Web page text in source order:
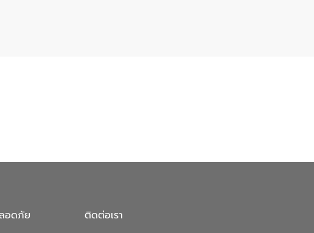
างเศรษฐกิจและสิ่งแวดล้อมได้อย่างเป็นรูปธรรม
สีย (อจน.) ในการร่วมวางรากฐานโครงสร้างพื้น
เป็นไปตามมาตรฐานสากล
อดภัย ติดต่อเรา